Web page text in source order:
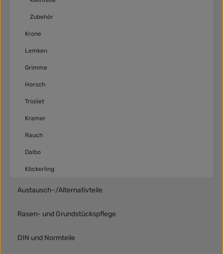
Zubehör
Krone
Lemken
Grimme
Horsch
Trioliet
Kramer
Rauch
Dalbo
Köckerling
Austausch-/Alternativteile
Rasen- und Grundstückspflege
DIN und Normteile